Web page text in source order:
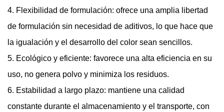
4. Flexibilidad de formulación: ofrece una amplia libertad
de formulación sin necesidad de aditivos, lo que hace que
la igualación y el desarrollo del color sean sencillos.
5. Ecológico y eficiente: favorece una alta eficiencia en su
uso, no genera polvo y minimiza los residuos.
6. Estabilidad a largo plazo: mantiene una calidad
constante durante el almacenamiento y el transporte, con